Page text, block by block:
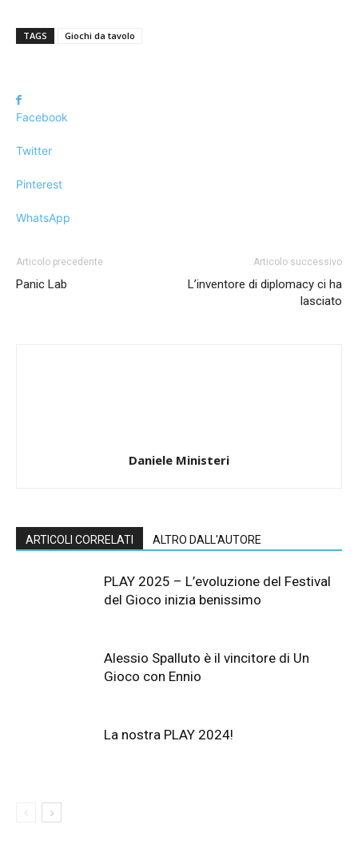
TAGS Giochi da tavolo
Facebook
Twitter
Pinterest
WhatsApp
Articolo precedente
Panic Lab
Articolo successivo
L’inventore di diplomacy ci ha
lasciato
Daniele Ministeri
ARTICOLI CORRELATI ALTRO DALL'AUTORE
PLAY 2025 – L’evoluzione del Festival
del Gioco inizia benissimo
Alessio Spalluto è il vincitore di Un
Gioco con Ennio
La nostra PLAY 2024!